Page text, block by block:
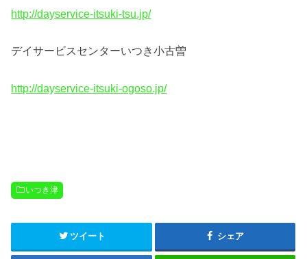
http://dayservice-itsuki-tsu.jp/
デイサービスセンターいつき小古曽
http://dayservice-itsuki-ogoso.jp/
いつき津
ツイート シェア